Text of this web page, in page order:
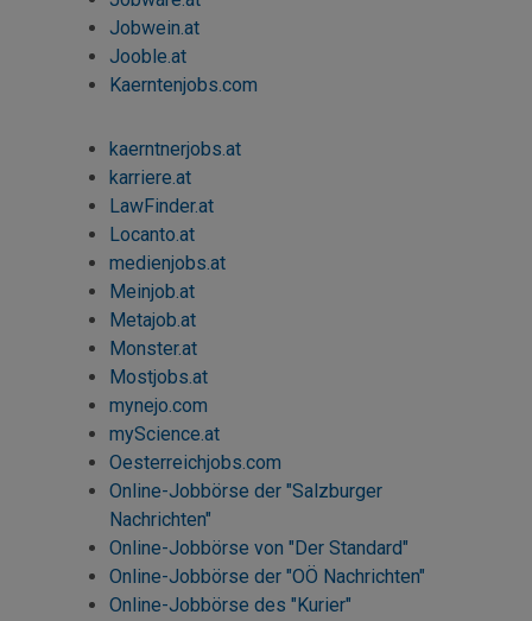
Jobwein.at
Jooble.at
Kaerntenjobs.com
kaerntnerjobs.at
karriere.at
LawFinder.at
Locanto.at
medienjobs.at
Meinjob.at
Metajob.at
Monster.at
Mostjobs.at
mynejo.com
myScience.at
Oesterreichjobs.com
Online-Jobbörse der "Salzburger
Nachrichten"
Online-Jobbörse von "Der Standard"
Online-Jobbörse der "OÖ Nachrichten"
Online-Jobbörse des "Kurier"